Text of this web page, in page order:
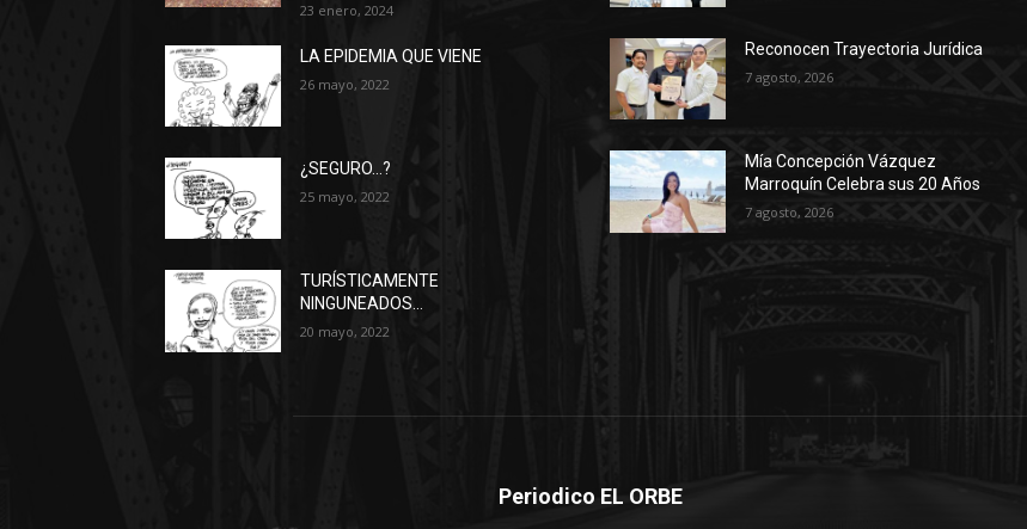
23 enero, 2024
LA EPIDEMIA QUE VIENE
26 mayo, 2022
¿SEGURO…?
25 mayo, 2022
TURÍSTICAMENTE
NINGUNEADOS…
20 mayo, 2022
Reconocen Trayectoria Jurídica
7 agosto, 2026
Mía Concepción Vázquez
Marroquín Celebra sus 20 Años
7 agosto, 2026
Periodico EL ORBE